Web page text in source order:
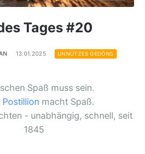
Tages #20
13.01.2025 UNNÜTZES GEDÖNS
Spaß muss sein.
Postillion macht Spaß.
- unabhängig, schnell, seit
1845